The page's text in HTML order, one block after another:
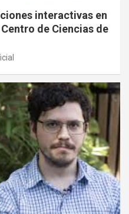
interactivas en
de Ciencias de